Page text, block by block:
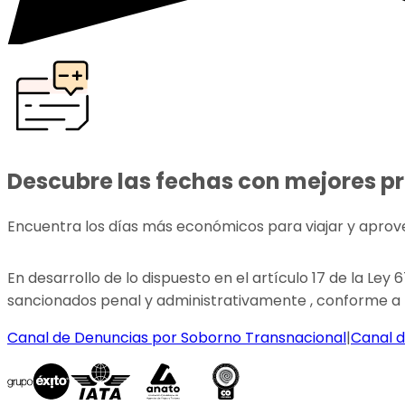
Descubre las fechas con mejores
Encuentra los días más económicos para viajar y
En desarrollo de lo dispuesto en el artículo 17 de la
sancionados penal y administrativamente , conforme a
Canal de Denuncias por Soborno Transnacional|Canal